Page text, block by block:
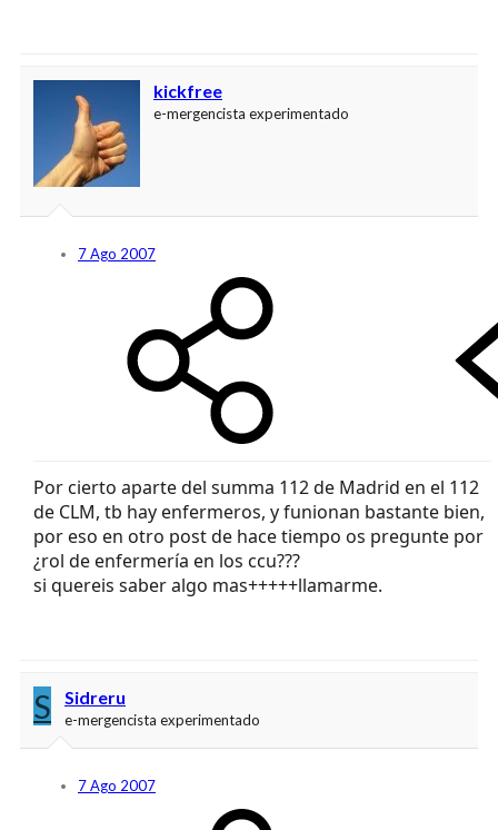
kickfree
e-mergencista experimentado
7 Ago 2007
Por cierto aparte del summa 112 de Madrid en el 112
de CLM, tb hay enfermeros, y funionan bastante bien,
por eso en otro post de hace tiempo os pregunte por
¿rol de enfermería en los ccu???
si quereis saber algo mas+++++llamarme.
S Sidreru
e-mergencista experimentado
7 Ago 2007